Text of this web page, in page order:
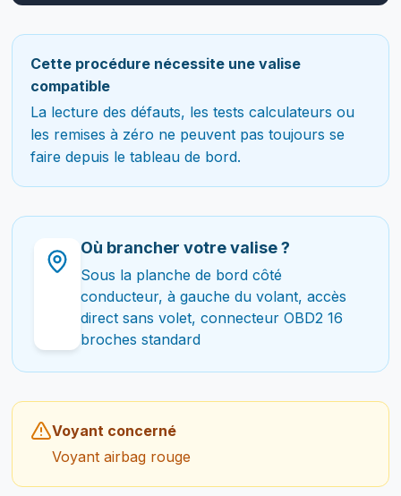
Cette procédure nécessite une valise
compatible
La lecture des défauts, les tests calculateurs ou
les remises à zéro ne peuvent pas toujours se
faire depuis le tableau de bord.
Où brancher votre valise ?
Sous la planche de bord côté
conducteur, à gauche du volant, accès
direct sans volet, connecteur OBD2 16
broches standard
Voyant concerné
Voyant airbag rouge